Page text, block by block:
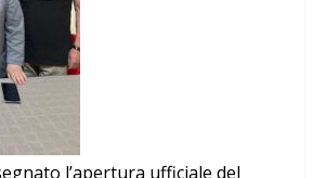
l’apertura ufficiale del